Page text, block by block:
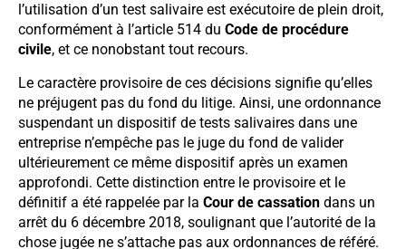
l’utilisation d’un test salivaire est exécutoire de plein droit,
conformément à l’article 514 du Code de procédure
civile, et ce nonobstant tout recours.
Le caractère provisoire de ces décisions signifie qu’elles
ne préjugent pas du fond du litige. Ainsi, une ordonnance
suspendant un dispositif de tests salivaires dans une
entreprise n’empêche pas le juge du fond de valider
ultérieurement ce même dispositif après un examen
approfondi. Cette distinction entre le provisoire et le
définitif a été rappelée par la Cour de cassation dans un
arrêt du 6 décembre 2018, soulignant que l’autorité de la
chose jugée ne s’attache pas aux ordonnances de référé.